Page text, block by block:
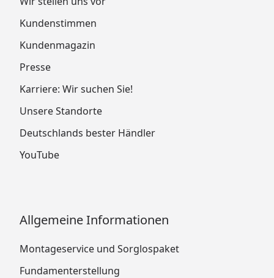
Kundenstimmen
Kundenmagazin
Presse
Karriere: Wir suchen Sie!
Unsere Standorte
Deutschlands bester Händler
YouTube
Allgemeine Informationen
Montageservice und Sorglospaket
Fundamenterstellung